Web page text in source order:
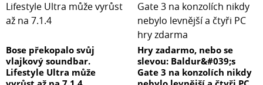
Bose překopalo svůj
vlajkový soundbar.
Lifestyle Ultra může
Hry zadarmo, nebo se
slevou: Baldur&#039;s
Gate 3 na konzolích nikdy